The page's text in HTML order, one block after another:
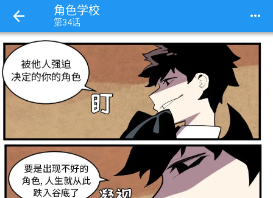
角色学校
第34话 more_horiz